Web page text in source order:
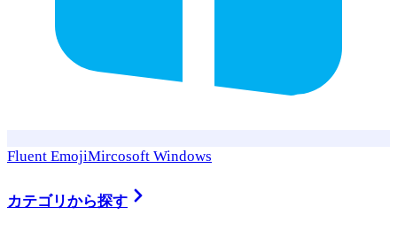
Fluent EmojiMircosoft Windows
カテゴリから探す